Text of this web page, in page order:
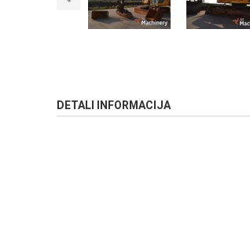
DETALI INFORMACIJA